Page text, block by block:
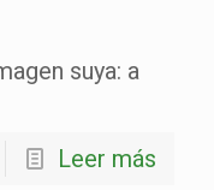
suya: a
Leer más